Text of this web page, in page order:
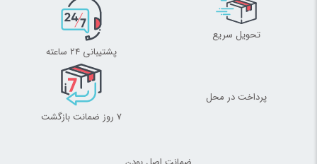
تحویل سریع
پشتیبانی 24 ساعته
پرداخت در محل
7 روز ضمانت بازگشت